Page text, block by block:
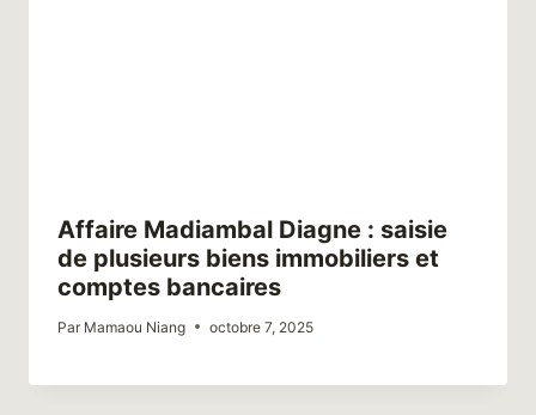
Affaire Madiambal Diagne : saisie
de plusieurs biens immobiliers et
comptes bancaires
Par Mamaou Niang octobre 7, 2025